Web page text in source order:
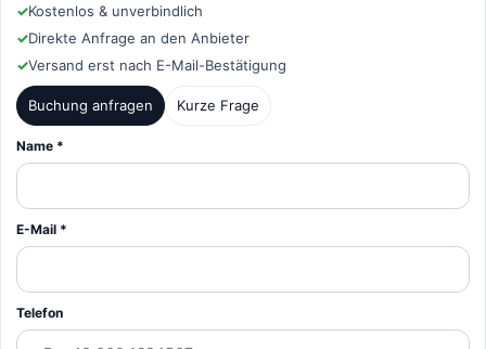
✓Kostenlos & unverbindlich
✓Direkte Anfrage an den Anbieter
✓Versand erst nach E-Mail-Bestätigung
Buchung anfragen Kurze Frage
Name *
E-Mail *
Telefon